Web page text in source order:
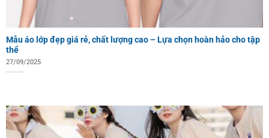
Mẫu áo lớp đẹp giá rẻ, chất lượng cao – Lựa chọn hoàn hảo cho tập
thể
27/09/2025